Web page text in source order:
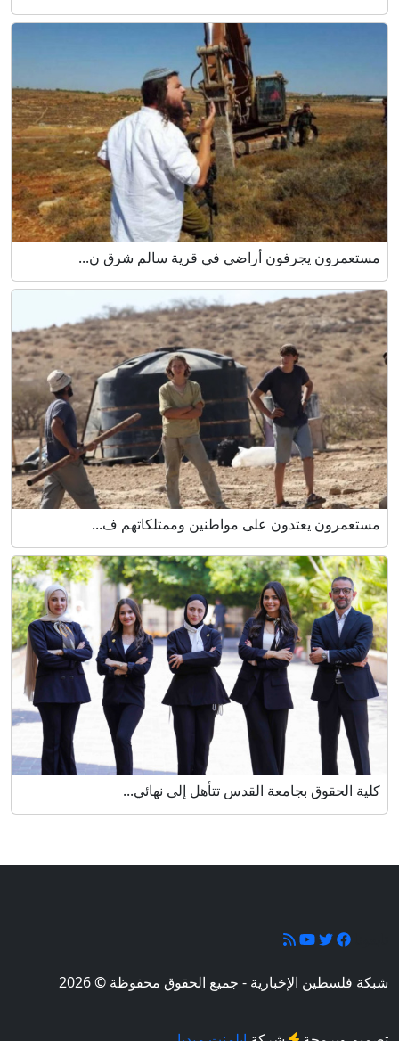
مستعمرون يجرفون أراضي في قرية سالم شرق ن...
مستعمرون يعتدون على مواطنين وممتلكاتهم ف...
كلية الحقوق بجامعة القدس تتأهل إلى نهائي...
شبكة فلسطين الإخبارية - جميع الحقوق محفوظة © 2026